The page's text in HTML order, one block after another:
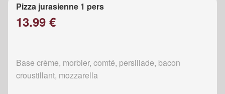
Pizza jurasienne 1 pers
13.99 €
Base crème, morbier, comté, persillade, bacon
croustillant, mozzarella